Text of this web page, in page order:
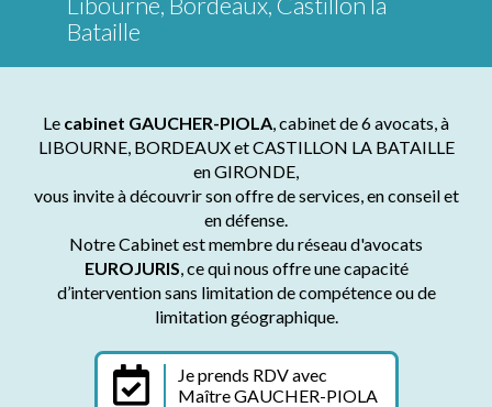
Le cabinet GAUCHER-PIOLA, cabinet de 6 avocats, à
LIBOURNE, BORDEAUX et CASTILLON LA BATAILLE
en GIRONDE,
vous invite à découvrir son offre de services, en conseil et
en défense.
Notre Cabinet est membre du réseau d'avocats
EUROJURIS, ce qui nous offre une capacité
d’intervention sans limitation de compétence ou de
limitation géographique.
Je prends RDV avec
Maître GAUCHER-PIOLA